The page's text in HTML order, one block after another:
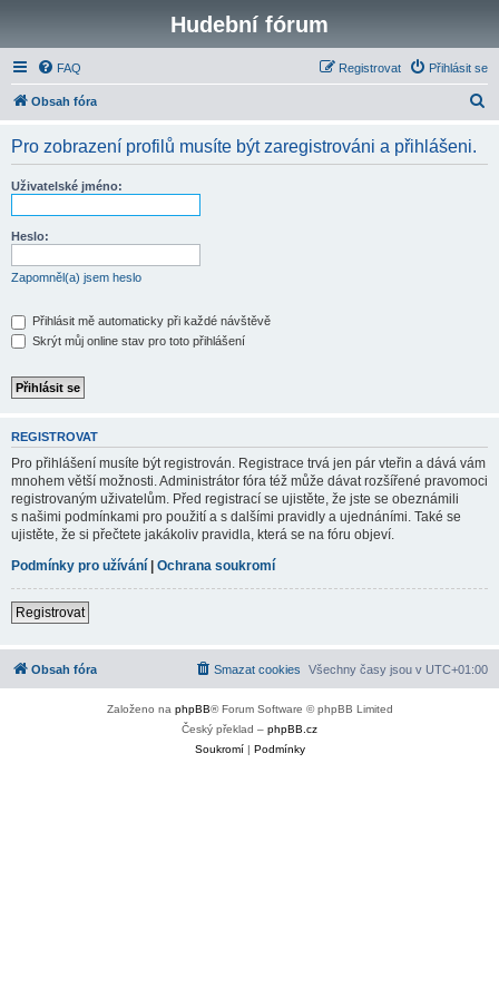
Hudební fórum
FAQ Přihlásit se
Registrovat
Obsah fóra
Pro zobrazení profilů musíte být zaregistrováni a přihlášeni.
Uživatelské jméno:
Heslo:
Zapomněl(a) jsem heslo
Přihlásit mě automaticky při každé návštěvě
Skrýt můj online stav pro toto přihlášení
REGISTROVAT
Pro přihlášení musíte být registrován. Registrace trvá jen pár vteřin a dává vám
mnohem větší možnosti. Administrátor fóra též může dávat rozšířené pravomoci
registrovaným uživatelům. Před registrací se ujistěte, že jste se obeznámili
s našimi podmínkami pro použití a s dalšími pravidly a ujednáními. Také se
ujistěte, že si přečtete jakákoliv pravidla, která se na fóru objeví.
Podmínky pro užívání | Ochrana soukromí
Registrovat
Obsah fóra Všechny časy jsou v UTC+01:00
Smazat cookies
Založeno na phpBB® Forum Software © phpBB Limited
Český překlad – phpBB.cz
Soukromí| Podmínky